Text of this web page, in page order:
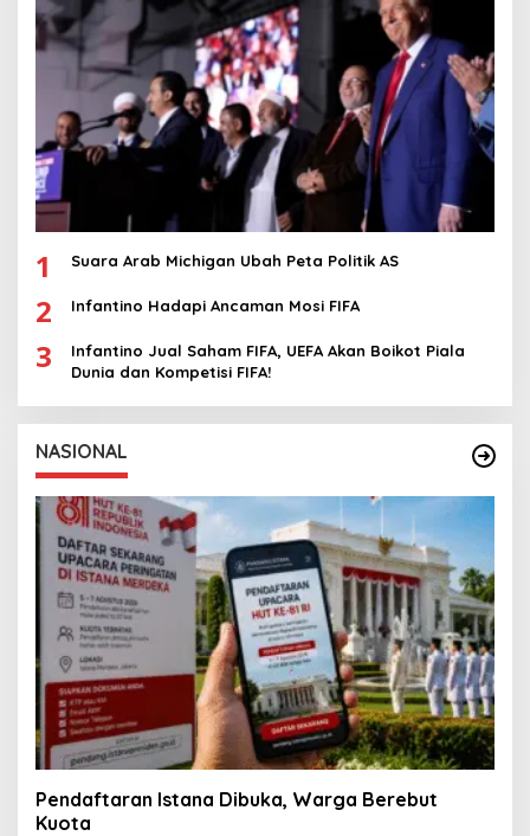
1 Suara Arab Michigan Ubah Peta Politik AS
2 Infantino Hadapi Ancaman Mosi FIFA
3
Infantino Jual Saham FIFA, UEFA Akan Boikot Piala
Dunia dan Kompetisi FIFA!
NASIONAL
Pendaftaran Istana Dibuka, Warga Berebut
Kuota